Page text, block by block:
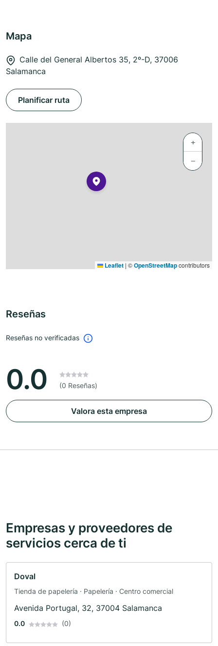
Mapa
Calle del General Albertos 35, 2º-D, 37006
Salamanca
Planificar ruta
+
−
Leaflet | ©OpenStreetMapcontributors
Reseñas
Reseñas no verificadas
0.0 (0 Reseñas)
Valora esta empresa
Empresas y proveedores de
servicios cerca de ti
Doval
Tienda de papelería · Papelería · Centro comercial
Avenida Portugal, 32, 37004 Salamanca
0.0 (0)